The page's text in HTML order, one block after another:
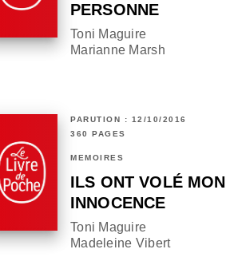
PERSONNE
Toni Maguire
Marianne Marsh
PARUTION : 12/10/2016
360 PAGES
MÉMOIRES
ILS ONT VOLÉ MON
INNOCENCE
Toni Maguire
Madeleine Vibert